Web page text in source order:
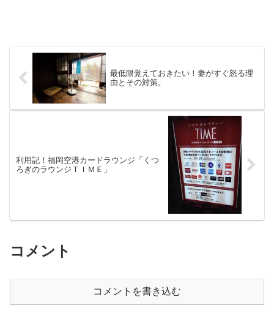
最低限覚えておきたい！妻がすぐ怒る理
由とその対策。
利用記！福岡空港カードラウンジ「くつ
ろぎのラウンジＴＩＭＥ」
コメント
コメントを書き込む